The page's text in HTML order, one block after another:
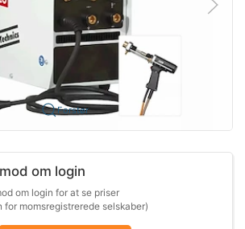
Forstør
om login
om login for at se priser
for momsregistrerede selskaber)